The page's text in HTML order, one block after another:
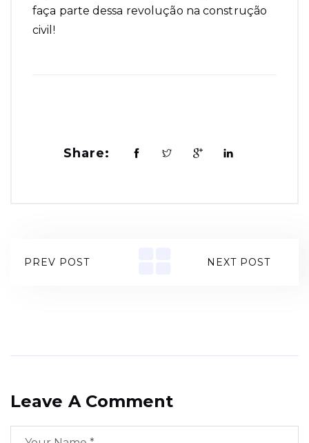
faça parte dessa revolução na construção
civil!
Share:
PREV POST NEXT POST
Leave A Comment